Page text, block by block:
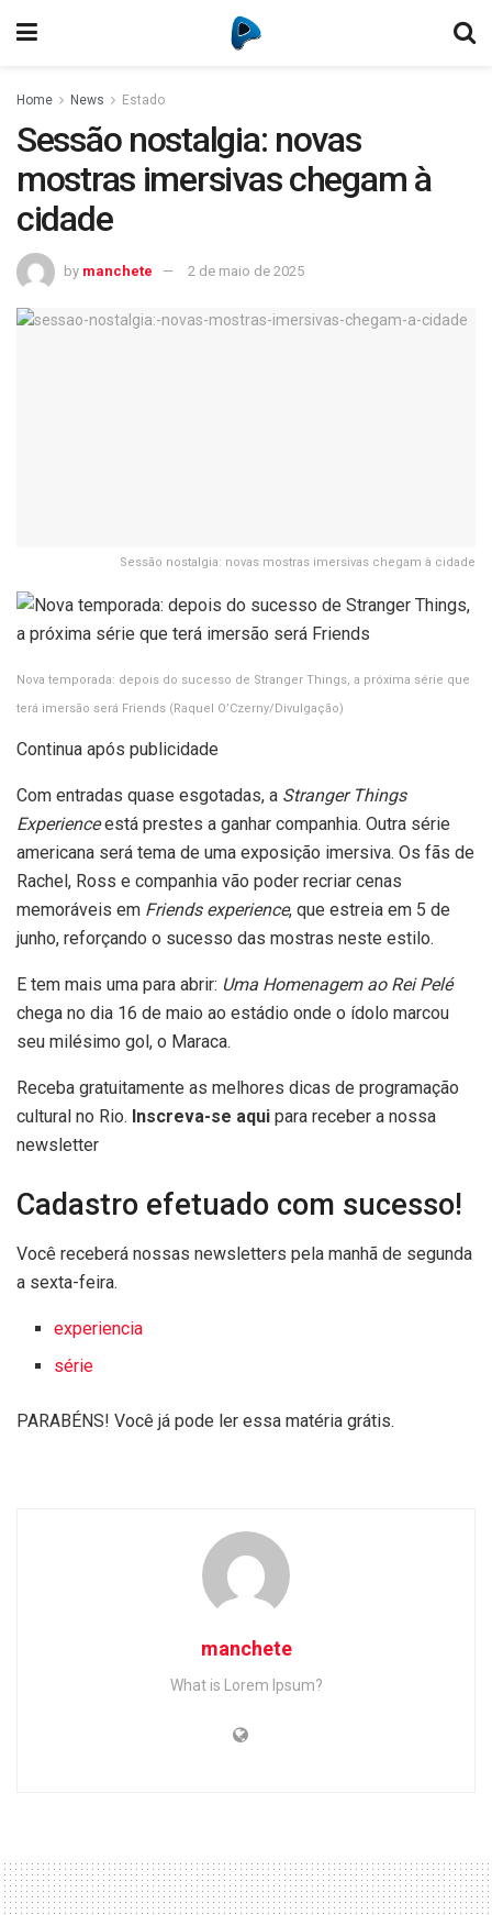
Home News Estado
Sessão nostalgia: novas
mostras imersivas chegam à
cidade
by manchete 2 de maio de 2025
Sessão nostalgia: novas mostras imersivas chegam à cidade
Nova temporada: depois do sucesso de Stranger Things, a próxima série que
terá imersão será Friends (Raquel O’Czerny/Divulgação)
Continua após publicidade
Com entradas quase esgotadas, a Stranger Things
Experienceestá prestes a ganhar companhia. Outra série
americana será tema de uma exposição imersiva. Os fãs de
Rachel, Ross e companhia vão poder recriar cenas
memoráveis em Friends experience, que estreia em 5 de
junho, reforçando o sucesso das mostras neste estilo.
E tem mais uma para abrir: Uma Homenagem ao Rei Pelé
chega no dia 16 de maio ao estádio onde o ídolo marcou
seu milésimo gol, o Maraca.
Receba gratuitamente as melhores dicas de programação
cultural no Rio. Inscreva-se aqui para receber a nossa
newsletter
Cadastro efetuado com sucesso!
Você receberá nossas newsletters pela manhã de segunda
a sexta-feira.
experiencia
série
PARABÉNS! Você já pode ler essa matéria grátis.
manchete
What is Lorem Ipsum?